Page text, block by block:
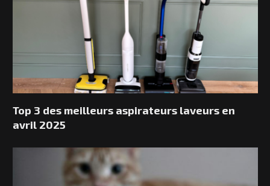
Top 3 des meilleurs aspirateurs laveurs en
avril 2025